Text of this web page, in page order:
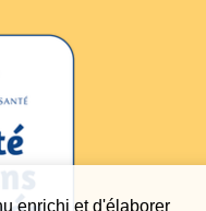
enrichi et d'élaborer